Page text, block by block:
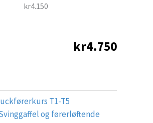
kr4.150
kr4.750
T1-T5
og førerløftende